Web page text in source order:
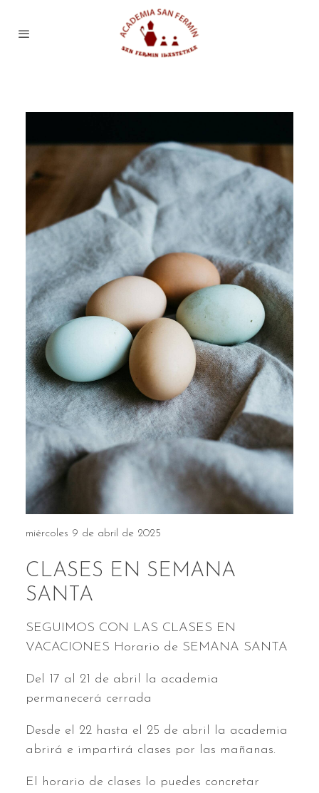
miércoles 9 de abril de 2025
CLASES EN SEMANA
SANTA
SEGUIMOS CON LAS CLASES EN
VACACIONES Horario de SEMANA SANTA
Del 17 al 21 de abril la academia
permanecerá cerrada
Desde el 22 hasta el 25 de abril la academia
abrirá e impartirá clases por las mañanas.
El horario de clases lo puedes concretar